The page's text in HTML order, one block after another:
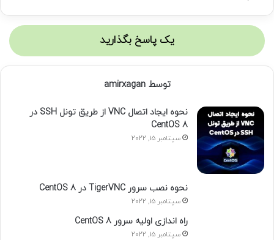
یک پاسخ بگذارید
توسط amirxagan
نحوه ایجاد اتصال VNC از طریق تونل SSH در
CentOS 8
سپتامبر 15, 2022
نحوه نصب سرور TigerVNC در CentOS 8
سپتامبر 15, 2022
راه اندازی اولیه سرور CentOS 8
سپتامبر 15, 2022